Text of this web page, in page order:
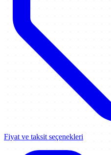
Fiyat ve taksit seçenekleri